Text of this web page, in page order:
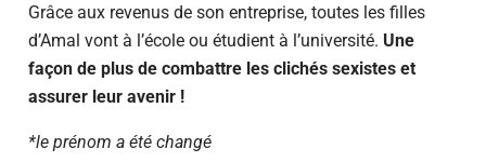
Grâce aux revenus de son entreprise, toutes les filles
d’Amal vont à l’école ou étudient à l’université. Une
façon de plus de combattre les clichés sexistes et
assurer leur avenir !
*le prénom a été changé